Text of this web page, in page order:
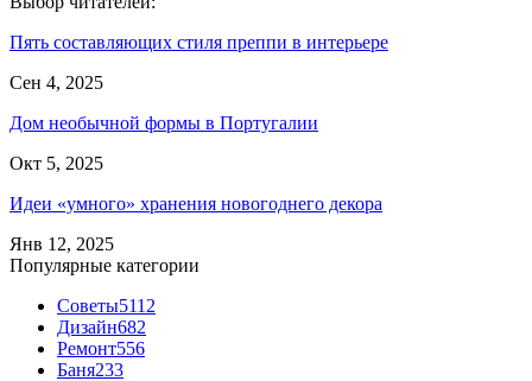
Пять составляющих стиля преппи в интерьере
Сен 4, 2025
Дом необычной формы в Португалии
Окт 5, 2025
Идеи «умного» хранения новогоднего декора
Янв 12, 2025
Популярные категории
Советы5112
Дизайн682
Ремонт556
Баня233